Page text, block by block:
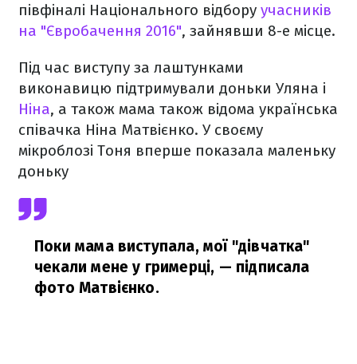
півфіналі Національного відбору учасників
на "Євробачення 2016", зайнявши 8-е місце.
Під час виступу за лаштунками
виконавицю підтримували доньки Уляна і
Ніна, а також мама також відома українська
співачка Ніна Матвієнко. У своєму
мікроблозі Тоня вперше показала маленьку
доньку
Поки мама виступала, мої "дівчатка"
чекали мене у гримерці, — підписала
фото Матвієнко.